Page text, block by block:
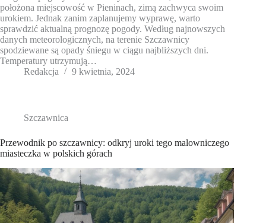
położona miejscowość w Pieninach, zimą zachwyca swoim
urokiem. Jednak zanim zaplanujemy wyprawę, warto
sprawdzić aktualną prognozę pogody. Według najnowszych
danych meteorologicznych, na terenie Szczawnicy
spodziewane są opady śniegu w ciągu najbliższych dni.
Temperatury utrzymują…
Redakcja
9 kwietnia, 2024
Szczawnica
Przewodnik po szczawnicy: odkryj uroki tego malowniczego
miasteczka w polskich górach